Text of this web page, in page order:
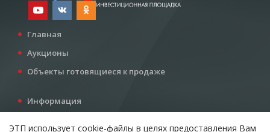
Главная
Аукционы
Объекты готовящиеся к продаже
Информация
ЭТП использует cookie-файлы в целях предоставления Вам